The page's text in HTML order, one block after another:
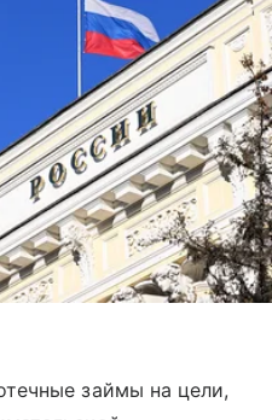
займы на цели,